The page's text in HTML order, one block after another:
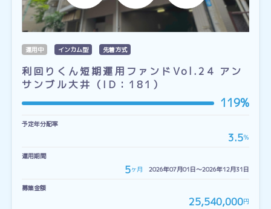
運用中 インカム型 先着方式
利回りくん短期運用ファンドVol.24 アン
サンブル大井（ID：181）
119%
予定年分配率
3.5％
運用期間
5ヶ月 2026年07月01日〜2026年12月31日
募集金額
25,540,000円